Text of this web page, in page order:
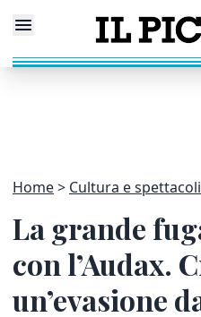
Home Cultura e spettacoli
La grande
con l’Audax.
un’evasione